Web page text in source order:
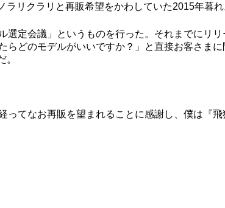
リクラリと再販希望をかわしていた2015年暮れ
定会議」というものを行った。それまでにリリ
どのモデルがいいですか？」と直接お客さまに
。
てなお再販を望まれることに感謝し、僕は『飛